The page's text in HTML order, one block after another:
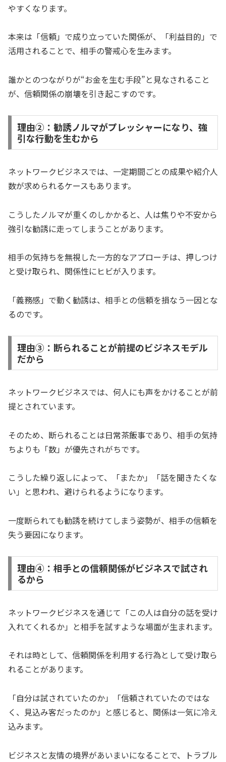
やすくなります。
本来は「信頼」で成り立っていた関係が、「利益目的」で
活用されることで、相手の警戒心を生みます。
誰かとのつながりが“お金を生む手段”と見なされること
が、信頼関係の崩壊を引き起こすのです。
理由②：勧誘ノルマがプレッシャーになり、強
引な行動を生むから
ネットワークビジネスでは、一定期間ごとの成果や紹介人
数が求められるケースもあります。
こうしたノルマが重くのしかかると、人は焦りや不安から
強引な勧誘に走ってしまうことがあります。
相手の気持ちを無視した一方的なアプローチは、押しつけ
と受け取られ、関係性にヒビが入ります。
「義務感」で動く勧誘は、相手との信頼を損なう一因とな
るのです。
理由③：断られることが前提のビジネスモデル
だから
ネットワークビジネスでは、何人にも声をかけることが前
提とされています。
そのため、断られることは日常茶飯事であり、相手の気持
ちよりも「数」が優先されがちです。
こうした繰り返しによって、「またか」「話を聞きたくな
い」と思われ、避けられるようになります。
一度断られても勧誘を続けてしまう姿勢が、相手の信頼を
失う要因になります。
理由④：相手との信頼関係がビジネスで試され
るから
ネットワークビジネスを通じて「この人は自分の話を受け
入れてくれるか」と相手を試すような場面が生まれます。
それは時として、信頼関係を利用する行為として受け取ら
れることがあります。
「自分は試されていたのか」「信頼されていたのではな
く、見込み客だったのか」と感じると、関係は一気に冷え
込みます。
ビジネスと友情の境界があいまいになることで、トラブル